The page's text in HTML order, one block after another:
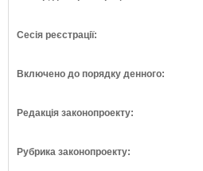
Сесія реєстрації:
Включено до порядку денного:
Редакція законопроекту:
Рубрика законопроекту: